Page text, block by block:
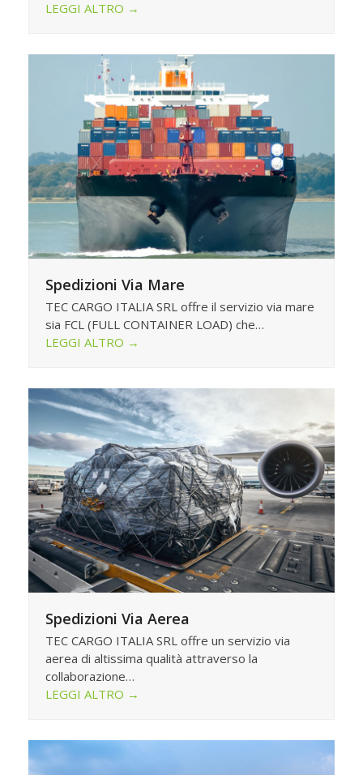
LEGGI ALTRO →
Spedizioni Via Mare
TEC CARGO ITALIA SRL offre il servizio via mare
sia FCL (FULL CONTAINER LOAD) che…
LEGGI ALTRO →
Spedizioni Via Aerea
TEC CARGO ITALIA SRL offre un servizio via
aerea di altissima qualità attraverso la
collaborazione…
LEGGI ALTRO →